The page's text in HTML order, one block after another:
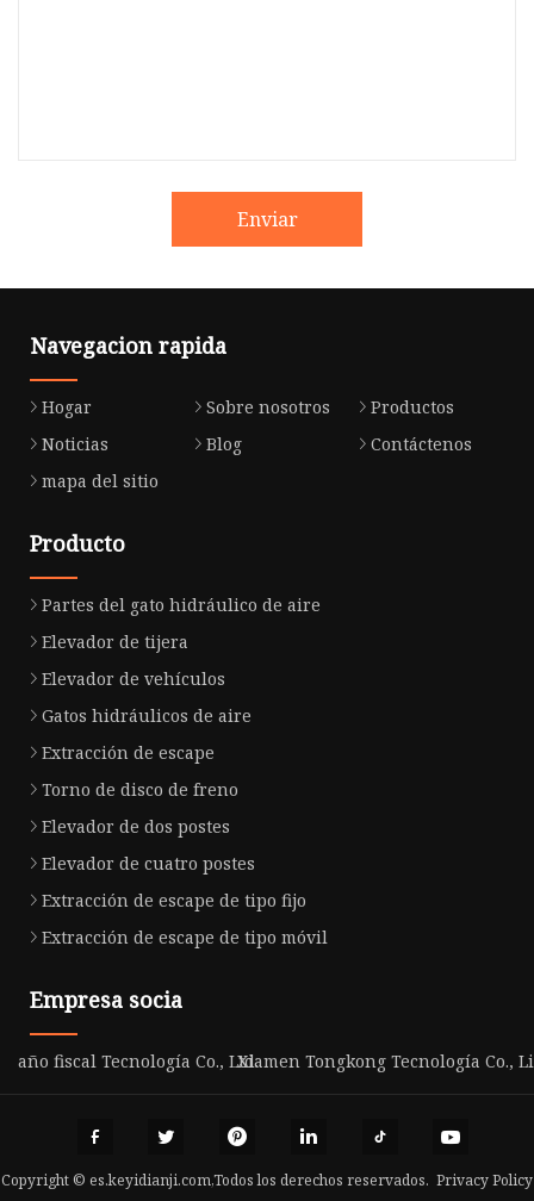
Enviar
Navegacion rapida
Hogar Sobre nosotros
Productos
Noticias
Blog
Contáctenos
mapa del sitio
Producto
Partes del gato hidráulico de aire
Elevador de tijera
Elevador de vehículos
Gatos hidráulicos de aire
Extracción de escape
Torno de disco de freno
Elevador de dos postes
Elevador de cuatro postes
Extracción de escape de tipo fijo
Extracción de escape de tipo móvil
Empresa socia
año fiscal Tecnología Co., Ltd.Xiamen Tongkong Tecnología Co.,
Copyright © es.keyidianji.com,Todos los derechos reservados. Privacy Policy